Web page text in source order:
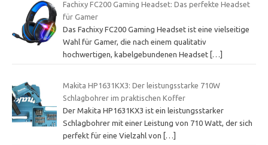
Fachixy FC200 Gaming Headset: Das perfekte Headset
für Gamer
Das Fachixy FC200 Gaming Headset ist eine vielseitige
Wahl für Gamer, die nach einem qualitativ
hochwertigen, kabelgebundenen Headset […]
Makita HP1631KX3: Der leistungsstarke 710W
Schlagbohrer im praktischen Koffer
Der Makita HP1631KX3 ist ein leistungsstarker
Schlagbohrer mit einer Leistung von 710 Watt, der sich
perfekt für eine Vielzahl von
[…]